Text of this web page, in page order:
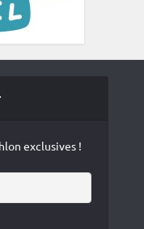
exclusives !